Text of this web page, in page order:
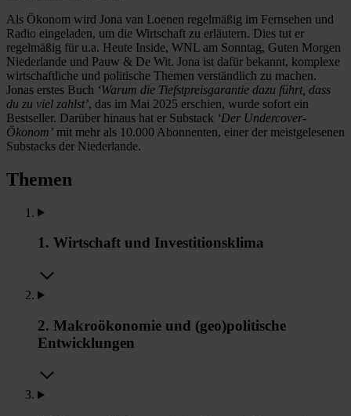
Als Ökonom wird Jona van Loenen regelmäßig im Fernsehen und
Radio eingeladen, um die Wirtschaft zu erläutern. Dies tut er
regelmäßig für u.a. Heute Inside, WNL am Sonntag, Guten Morgen
Niederlande und Pauw & De Wit. Jona ist dafür bekannt, komplexe
wirtschaftliche und politische Themen verständlich zu machen.
Jonas erstes Buch ‘Warum die Tiefstpreisgarantie dazu führt, dass
du zu viel zahlst’, das im Mai 2025 erschien, wurde sofort ein
Bestseller. Darüber hinaus hat er Substack ‘Der Undercover-
Ökonom’ mit mehr als 10.000 Abonnenten, einer der meistgelesenen
Substacks der Niederlande.
Themen
1. Wirtschaft und Investitionsklima
2. Makroökonomie und (geo)politische
Entwicklungen